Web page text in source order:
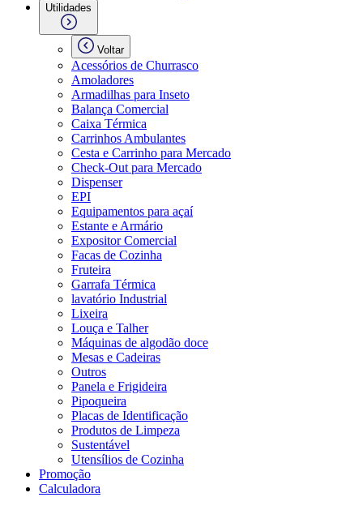
Utilidades
Voltar
Acessórios de Churrasco
Amoladores
Armadilhas para Inseto
Balança Comercial
Caixa Térmica
Carrinhos Ambulantes
Cesta e Carrinho para Mercado
Check-Out para Mercado
Dispenser
EPI
Equipamentos para açaí
Estante e Armário
Expositor Comercial
Facas de Cozinha
Fruteira
Garrafa Térmica
lavatório Industrial
Lixeira
Louça e Talher
Máquinas de algodão doce
Mesas e Cadeiras
Outros
Panela e Frigideira
Pipoqueira
Placas de Identificação
Produtos de Limpeza
Sustentável
Utensílios de Cozinha
Promoção
Calculadora